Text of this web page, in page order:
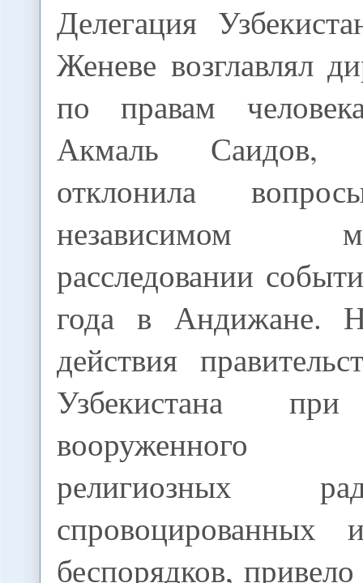
Делегация
Женеве возглавлял
по правам
Акмаль Саидов,
отклонила
независимом
расследовании
года в Андижане.
действия
Узбекистана
вооруженного
религиозных
спровоцированных
беспорядков,